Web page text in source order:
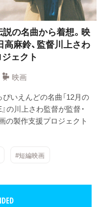
の名曲から着想。映
高麻鈴、監督川上さわ
ェクト
映画
いえんどの名曲「12月の
の川上さわ監督が監督・
の製作支援プロジェクト
#短編映画